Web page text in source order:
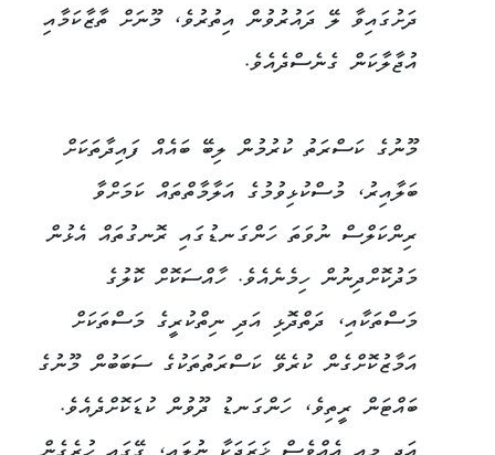
ދަށުގައިވާ ލޭ ދައުރުވުން އިތުރުވެ، މޫނަށް ތާޒާކަމާއި
އުޖާލާކަން ގެނެސްދެއެވެ.
މޫނުގެ ކަސްރަތު ކުރުމުން ލިބޭ ބައެއް ފައިދާތަކަށް
ބަލާއިރު، މުސްކުޅިވުމުގެ އަލާމާތްތައް ކަމަށްވާ
ރިންކަލްސް ނުވަތަ ހަންގަނޑުގައި ރޮނގުތައް އެޅުން
މަދުކޮށްދިނުން ހިމެނެއެވެ. ހާއްސަކޮށް ކޮލުގެ
މަސްތަކާއި، ދަތްދޮޅި އަދި ނިތްކުރީގެ މަސްތަކަށް
އަމާޒުކޮށްގެން ކުރެވޭ ކަސްރަތުތަކުގެ ސަބަބުން މޫނުގެ
ބައްޓަން ރީތިވެ، ހަންގަނޑު ދޫވުން ކުޑަކޮށްދެއެވެ.